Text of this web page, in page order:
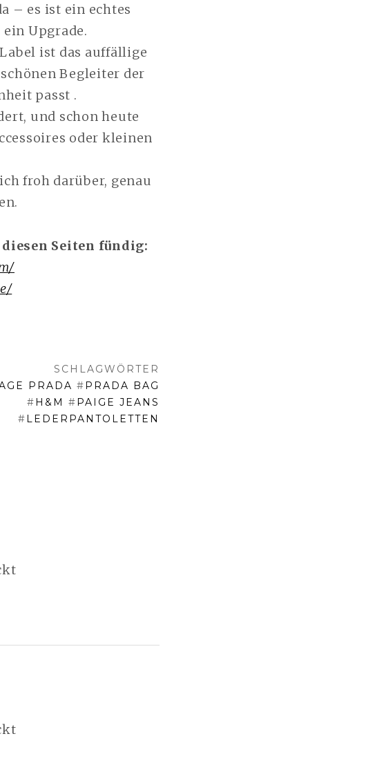
– es ist ein echtes
Upgrade.
ist das auffällige
Begleiter der
passt .
und schon heute
oder kleinen
froh darüber, genau
Seiten fündig:
SCHLAGWÖRTER
PRADA #PRADA BAG
#H&M #PAIGE JEANS
#LEDERPANTOLETTEN